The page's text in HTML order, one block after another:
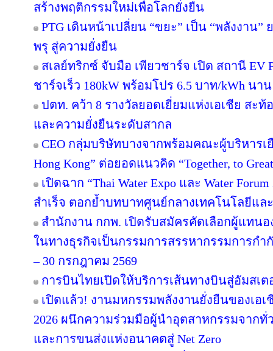
สร้างพฤติกรรมใหม่เพื่อโลกยั่งยืน
PTG เดินหน้าเปลี่ยน “ขยะ” เป็น “พลังงา
พรุ สู่ความยั่งยืน
สเลย์ทริกซ์ จับมือ เพียวชาร์จ เปิด สถานี EV
ชาร์จเร็ว 180kW พร้อมโปร 6.5 บาท/kWh นา
ปตท. คว้า 8 รางวัลยอดเยี่ยมแห่งเอเชีย สะ
และความยั่งยืนระดับสากล
CEO กลุ่มบริษัทบางจากพร้อมคณะผู้บริหารเ
Hong Kong” ต่อยอดแนวคิด “Together, to
เปิดฉาก “Thai Water Expo และ Water
สำเร็จ ตอกย้ำบทบาทศูนย์กลางเทคโนโลยีแ
สำนักงาน กกพ. เปิดรับสมัครคัดเลือกผู้แทน
ในทางธุรกิจเป็นกรรมการสรรหากรรมการกำ
– 30 กรกฎาคม 2569
การบินไทยเปิดให้บริการเส้นทางบินสู่อัมสเต
เปิดแล้ว! งานมหกรรมพลังงานยั่งยืนของเอเชี
2026 ผนึกความร่วมมือผู้นำอุตสาหกรรมจาก
และการขนส่งแห่งอนาคตสู่ Net Zero